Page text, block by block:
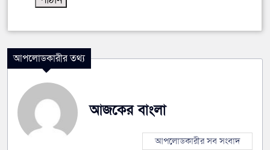
আপলোডকারীর তথ্য
আজকের বাংলা
আপলোডকারীর সব সংবাদ